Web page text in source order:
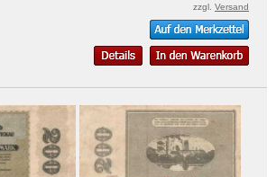
zzgl. Versand